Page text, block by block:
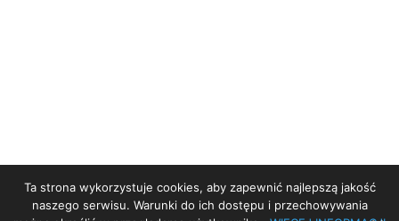
Ta strona wykorzystuje cookies, aby zapewnić najlepszą jakość
naszego serwisu. Warunki do ich dostępu i przechowywania
STRONA GŁÓWNA